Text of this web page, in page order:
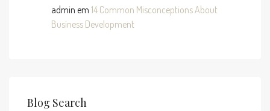
admin em 14 Common Misconceptions About
Business Development
Blog Search